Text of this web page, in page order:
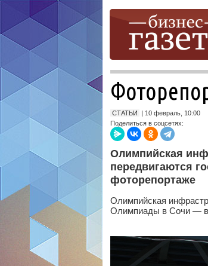
СТАТЬИ
| 10 февраль, 10:00
Поделиться в соцсетях:
Олимпийская
передвигаются
фоторепортаже
Олимпийская
Олимпиады в Сочи — в